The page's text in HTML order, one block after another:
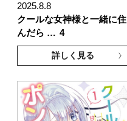
2025.8.8
クールな女神様と一緒に住
んだら … 4
詳しく見る